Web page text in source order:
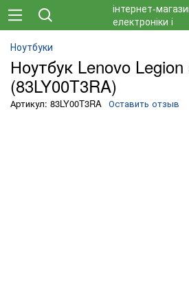
Ноутбуки
Ноутбук Lenovo
(83LY00T3RA)
Артикул: 83LY00T3RA Оставить отзыв